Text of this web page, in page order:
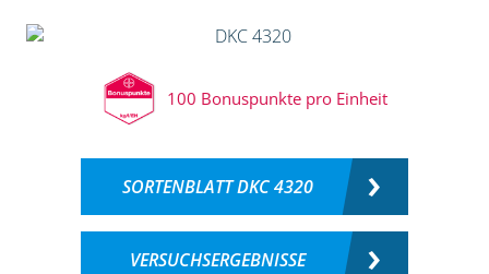
100 Bonuspunkte pro Einheit
SORTENBLATT DKC 4320
VERSUCHSERGEBNISSE